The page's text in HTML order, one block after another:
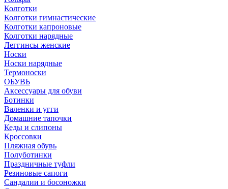
Колготки
Колготки гимнастические
Колготки капроновые
Колготки нарядные
Леггинсы женские
Носки
Носки нарядные
Термоноски
ОБУВЬ
Аксессуары для обуви
Ботинки
Валенки и угги
Домашние тапочки
Кеды и слипоны
Кроссовки
Пляжная обувь
Полуботинки
Праздничные туфли
Резиновые сапоги
Сандалии и босоножки